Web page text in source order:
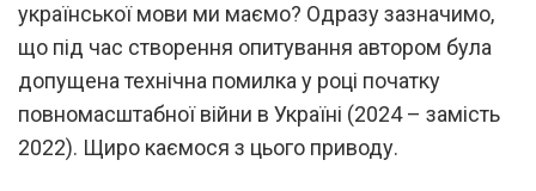
української мови ми маємо? Одразу зазначимо,
що під час створення опитування автором була
допущена технічна помилка у році початку
повномасштабної війни в Україні (2024 – замість
2022). Щиро каємося з цього приводу.